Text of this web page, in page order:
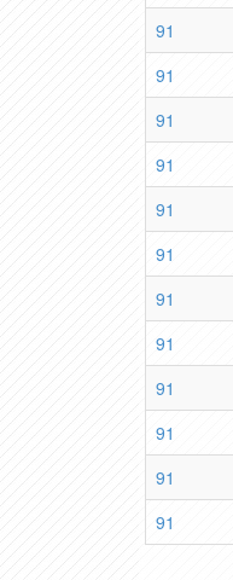
91
91
91
91
91
91
91
91
91
91
91
91